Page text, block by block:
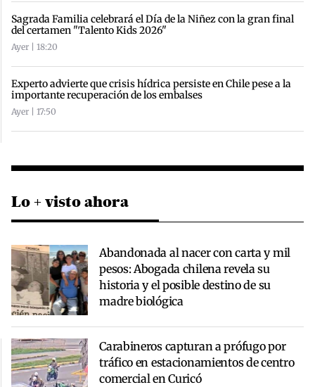
Sagrada Familia celebrará el Día de la Niñez con la gran final
del certamen "Talento Kids 2026"
Ayer | 18:20
Experto advierte que crisis hídrica persiste en Chile pese a la
importante recuperación de los embalses
Ayer | 17:50
Lo + visto ahora
Abandonada al nacer con carta y mil
pesos: Abogada chilena revela su
historia y el posible destino de su
madre biológica
Carabineros capturan a prófugo por
tráfico en estacionamientos de centro
comercial en Curicó